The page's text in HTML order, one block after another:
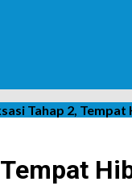
Tahap 2,